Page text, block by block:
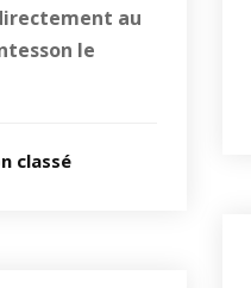
au
le
classé